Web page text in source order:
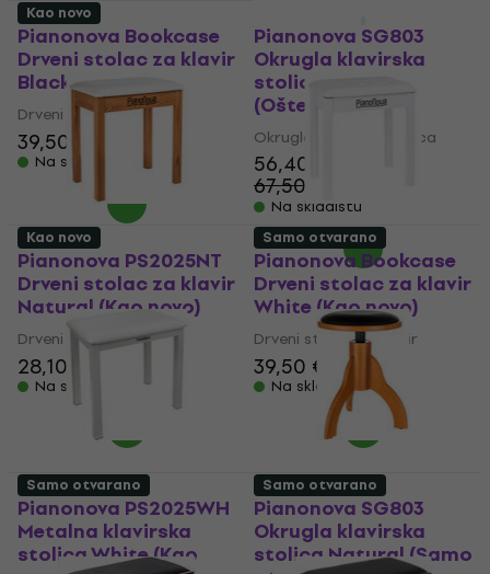
Pianonova Bookcase
Drveni stolac za klavir
Black (Kao novo)
Drveni stolac za klavir
39,50 €
Na skladištu
Pianonova SG803
Okrugla klavirska
stolica White
(Oštećeno)
Okrugla klavirska stolica
56,40 €
67,50 €
Na skladištu
Kao novo
Pianonova PS2025NT
Drveni stolac za klavir
Natural (Kao novo)
Drveni stolac za klavir
28,10 €
Na skladištu
Pianonova Bookcase
Drveni stolac za klavir
White (Kao novo)
Drveni stolac za klavir
39,50 €
Na skladištu
Kao novo
Pianonova PS2025WH
Metalna klavirska
stolica White (Kao
Samo otvarano
Pianonova SG803
Okrugla klavirska
stolica Natural (Samo
Samo otvarano Samo otvarano